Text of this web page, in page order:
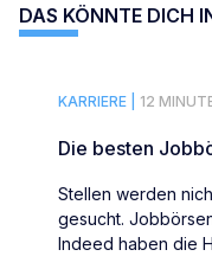
DAS KÖNNTE DICH
KARRIERE | 12
Die besten
Stellen werden
gesucht.
Indeed haben die